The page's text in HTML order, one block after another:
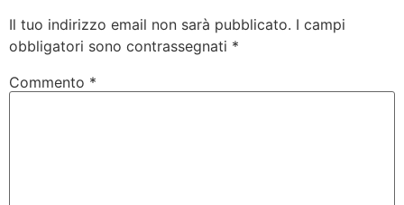
Il tuo indirizzo email non sarà pubblicato. I campi
obbligatori sono contrassegnati *
Commento *